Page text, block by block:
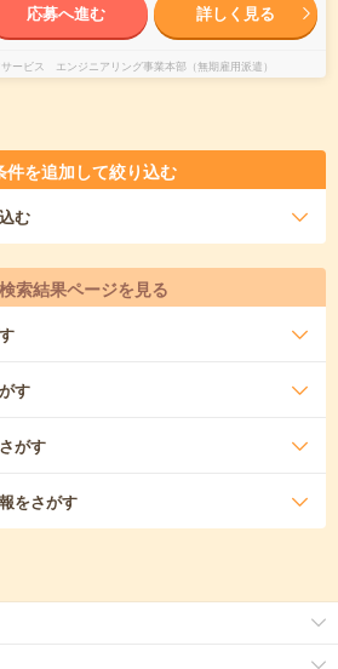
応募へ進む 詳しく見る
ービス エンジニアリング事業本部（無期雇用派遣）
件を追加して絞り込む
む
索結果ページを見る
す
がす
をさがす